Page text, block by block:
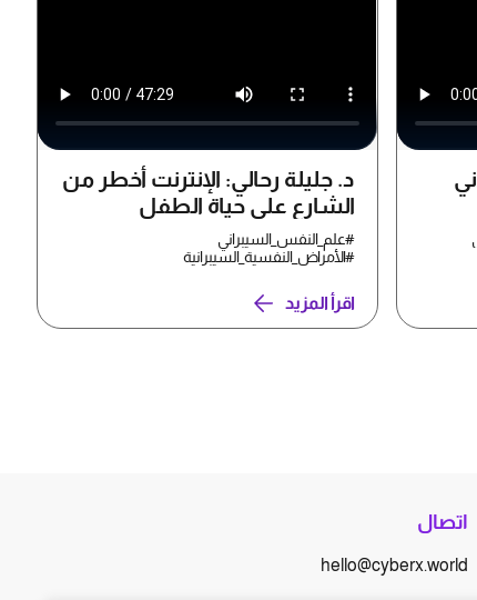
د. جليلة رحالي: الإنترنت أخطر من
الشارع على حياة الطفل
#علم_النفس_السيبراني
#الأمراض_النفسية_السيبرانية
اقرأ المزيد
اتصال
hello@cyberx.world